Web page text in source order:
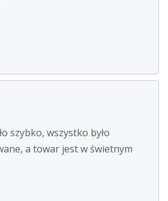
szybko, wszystko było
a towar jest w świetnym